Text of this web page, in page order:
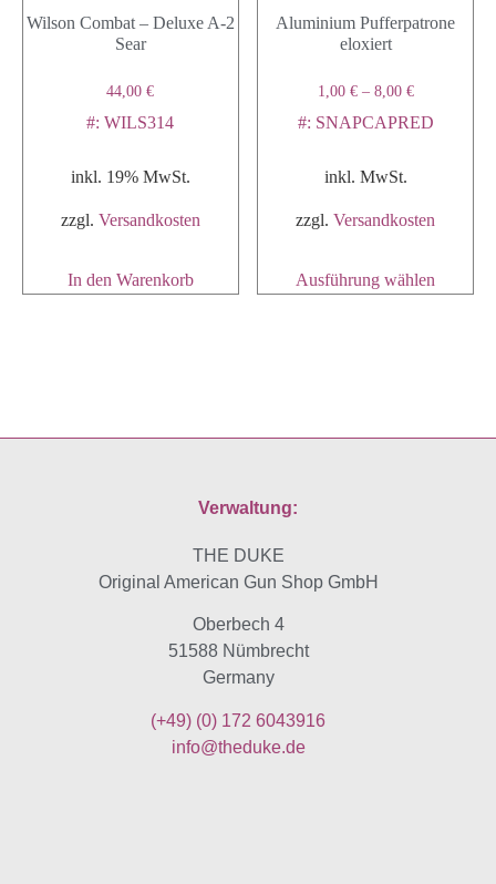
Wilson Combat – Deluxe A-2
Sear
44,00€
#: WILS314
inkl. 19% MwSt.
zzgl. Versandkosten
In den Warenkorb
Aluminium Pufferpatrone
eloxiert
1,00 €– 8,00 €
#: SNAPCAPRED
inkl. MwSt.
zzgl.Versandkosten
Ausführung wählen
Verwaltung:
THE DUKE
Original American Gun Shop GmbH
Oberbech 4
51588 Nümbrecht
Germany
(+49) (0) 172 6043916
info@theduke.de